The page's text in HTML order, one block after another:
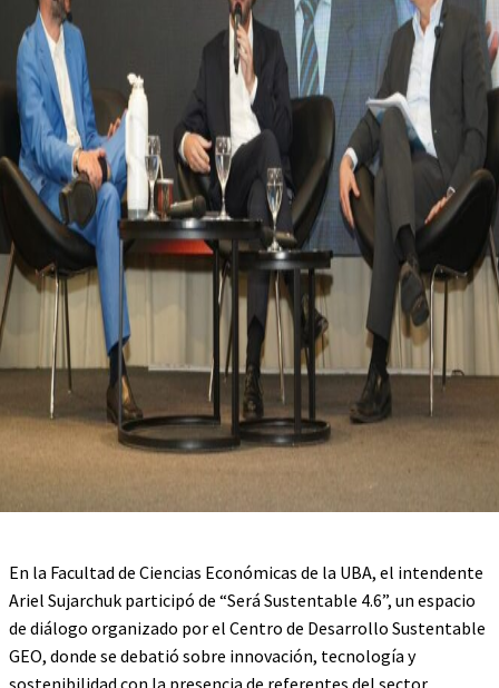
En la Facultad de Ciencias Económicas de la UBA, el intendente
Ariel Sujarchuk participó de “Será Sustentable 4.6”, un espacio
de diálogo organizado por el Centro de Desarrollo Sustentable
GEO, donde se debatió sobre innovación, tecnología y
sostenibilidad con la presencia de referentes del sector